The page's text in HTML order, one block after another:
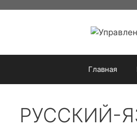
Главная
РУССКИЙ-